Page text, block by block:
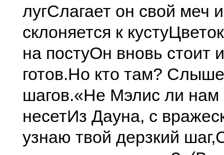
лугСлагает он свой меч
склоняется к кусту
на постуОн вновь стоит
готов.Но кто там?
шагов.«Не Мэлис ли нам
несетИз Дауна, с
узнаю твой дерзкий шаг,